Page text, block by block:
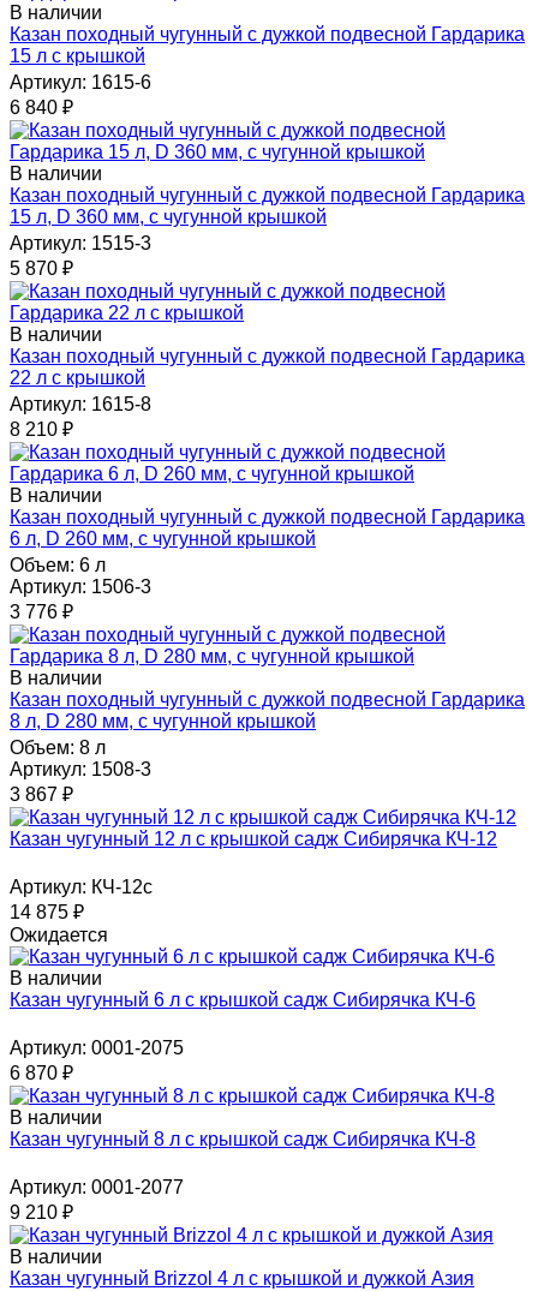
В наличии
Казан походный чугунный с дужкой подвесной Гардарика
15 л с крышкой
Артикул: 1615-6
6 840 ₽
В наличии
Казан походный чугунный с дужкой подвесной Гардарика
15 л, D 360 мм, с чугунной крышкой
Артикул: 1515-3
5 870 ₽
В наличии
Казан походный чугунный с дужкой подвесной Гардарика
22 л с крышкой
Артикул: 1615-8
8 210 ₽
В наличии
Казан походный чугунный с дужкой подвесной Гардарика
6 л, D 260 мм, с чугунной крышкой
Объем: 6 л
Артикул: 1506-3
3 776 ₽
В наличии
Казан походный чугунный с дужкой подвесной Гардарика
8 л, D 280 мм, с чугунной крышкой
Объем: 8 л
Артикул: 1508-3
3 867 ₽
Казан чугунный 12 л с крышкой садж Сибирячка КЧ-12
Артикул: КЧ-12с
14 875 ₽
Ожидается
В наличии
Казан чугунный 6 л с крышкой садж Сибирячка КЧ-6
Артикул: 0001-2075
6 870 ₽
В наличии
Казан чугунный 8 л с крышкой садж Сибирячка КЧ-8
Артикул: 0001-2077
9 210 ₽
В наличии
Казан чугунный Brizzol 4 л с крышкой и дужкой Азия